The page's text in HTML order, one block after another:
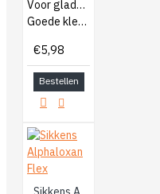
Voor gladde ondergronden
Goede kleefkracht
€5,98
Bestellen